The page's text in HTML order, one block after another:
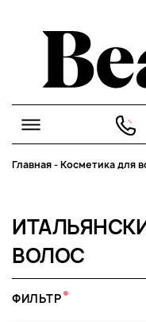
Главная-Косметика для
ВОЛОС
ФИЛЬТР